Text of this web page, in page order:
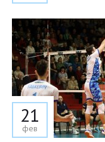
21
фев